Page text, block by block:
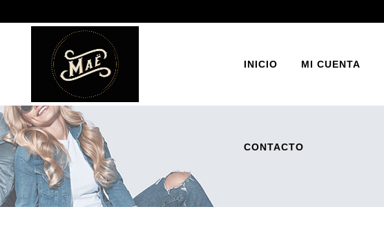
INICIO MI CUENTA
CONTACTO